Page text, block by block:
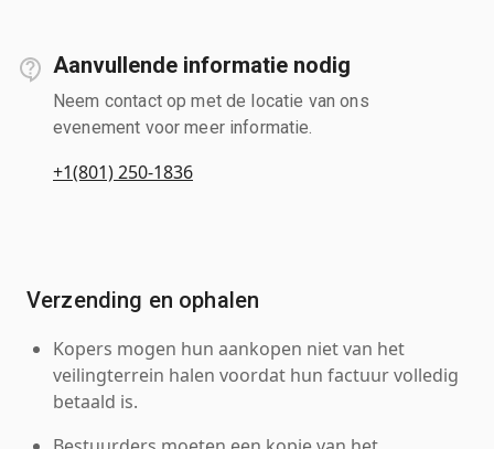
Aanvullende informatie nodig
Neem contact op met de locatie van ons
evenement voor meer informatie.
+1(801) 250-1836
Verzending en ophalen
Kopers mogen hun aankopen niet van het
veilingterrein halen voordat hun factuur volledig
betaald is.